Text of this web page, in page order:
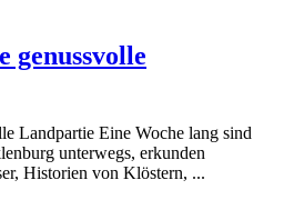
genussvolle
Landpartie Eine Woche lang sind
unterwegs, erkunden
Historien von Klöstern, ...